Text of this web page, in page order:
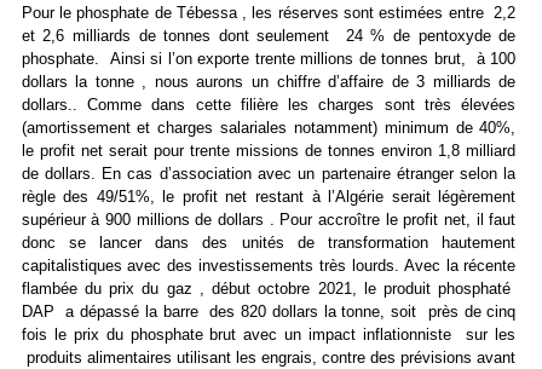
Pour le phosphate de Tébessa , les réserves sont estimées entre 2,2
et 2,6 milliards de tonnes dont seulement 24 % de pentoxyde de
phosphate. Ainsi si l’on exporte trente millions de tonnes brut, à 100
dollars la tonne , nous aurons un chiffre d’affaire de 3 milliards de
dollars.. Comme dans cette filière les charges sont très élevées
(amortissement et charges salariales notamment) minimum de 40%,
le profit net serait pour trente missions de tonnes environ 1,8 milliard
de dollars. En cas d’association avec un partenaire étranger selon la
règle des 49/51%, le profit net restant à l’Algérie serait légèrement
supérieur à 900 millions de dollars . Pour accroître le profit net, il faut
donc se lancer dans des unités de transformation hautement
capitalistiques avec des investissements très lourds. Avec la récente
flambée du prix du gaz , début octobre 2021, le produit phosphaté
DAP a dépassé la barre des 820 dollars la tonne, soit près de cinq
fois le prix du phosphate brut avec un impact inflationniste sur les
produits alimentaires utilisant les engrais, contre des prévisions avant